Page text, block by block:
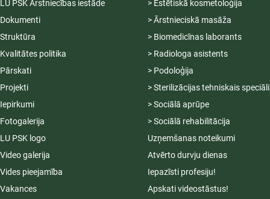
LU PSK Ārstniecības iestāde
Dokumenti
Struktūra
Kvalitātes politika
Pārskati
Projekti
Iepirkumi
Fotogalerija
LU PSK logo
Video galerija
Vides pieejamība
Vakances
> Estētiskā kosmetoloģija
> Ārstnieciskā masāža
> Biomedicīnas laborants
> Radiologa asistents
> Podoloģija
> Sterilizācijas tehniskais
> Sociālā aprūpe
> Sociālā rehabilitācija
Uzņemšanas noteikumi
Atvērto durvju dienas
Iepazīsti profesiju!
Apskati videostāstus!